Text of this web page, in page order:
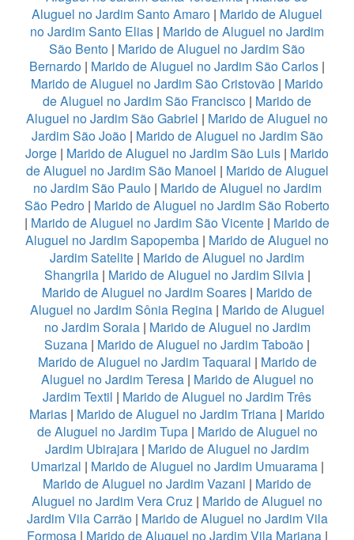
Aluguel no Jardim Santo Amaro | Marido de Aluguel
no Jardim Santo Elias | Marido de Aluguel no Jardim
São Bento | Marido de Aluguel no Jardim São
Bernardo | Marido de Aluguel no Jardim São Carlos |
Marido de Aluguel no Jardim São Cristovão | Marido
de Aluguel no Jardim São Francisco | Marido de
Aluguel no Jardim São Gabriel | Marido de Aluguel no
Jardim São João| Marido de Aluguel no Jardim São
Jorge | Marido de Aluguel no Jardim São Luis | Marido
de Aluguel no Jardim São Manoel | Marido de Aluguel
no Jardim São Paulo| Marido de Aluguel no Jardim
São Pedro | Marido de Aluguel no Jardim São Roberto
| Marido de Aluguel no Jardim São Vicente | Marido de
Aluguel no Jardim Sapopemba | Marido de Aluguel no
Jardim Satelite | Marido de Aluguel no Jardim
Shangrila| Marido de Aluguel no Jardim Silvia|
Marido de Aluguel no Jardim Soares | Marido de
Aluguel no Jardim Sônia Regina| Marido de Aluguel
no Jardim Soraia| Marido de Aluguel no Jardim
Suzana | Marido de Aluguel no Jardim Taboão |
Marido de Aluguel no Jardim Taquaral | Marido de
Aluguel no Jardim Teresa| Marido de Aluguel no
Jardim Textil | Marido de Aluguel no Jardim Três
Marias | Marido de Aluguel no Jardim Triana | Marido
de Aluguel no Jardim Tupa| Marido de Aluguel no
Jardim Ubirajara | Marido de Aluguel no Jardim
Umarizal | Marido de Aluguel no Jardim Umuarama|
Marido de Aluguel no Jardim Vazani | Marido de
Aluguel no Jardim Vera Cruz | Marido de Aluguel no
Jardim Vila Carrão| Marido de Aluguel no Jardim Vila
Formosa| Marido de Aluguel no Jardim Vila Mariana|